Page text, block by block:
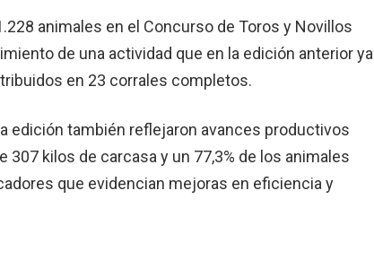
animales en el Concurso de Toros y Novillos
de una actividad que en la edición anterior ya
en 23 corrales completos.
edición también reflejaron avances productivos
307 kilos de carcasa y un 77,3% de los animales
que evidencian mejoras en eficiencia y